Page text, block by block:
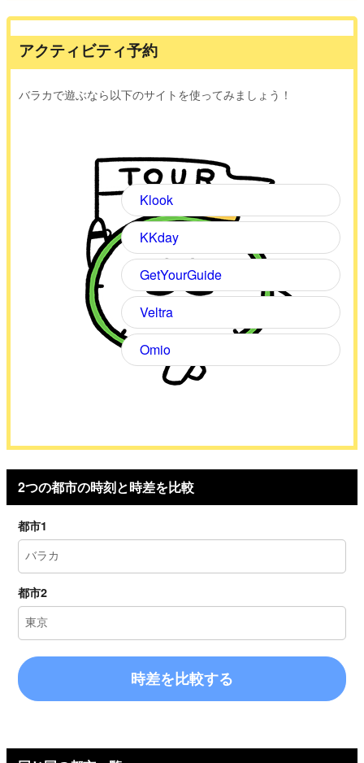
アクティビティ予約
バラカで遊ぶなら以下のサイトを使ってみましょう！
Klook
KKday
GetYourGuide
Veltra
Omio
2つの都市の時刻と時差を比較
都市1
都市2
時差を比較する